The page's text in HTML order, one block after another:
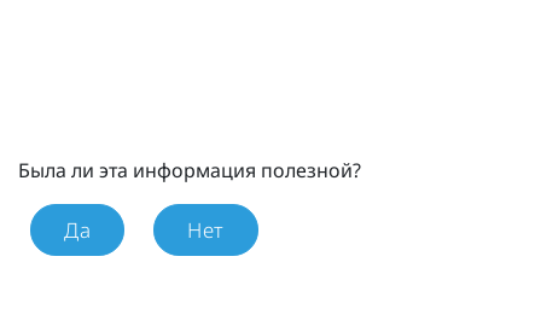
Была ли эта информация полезной?
Да Нет